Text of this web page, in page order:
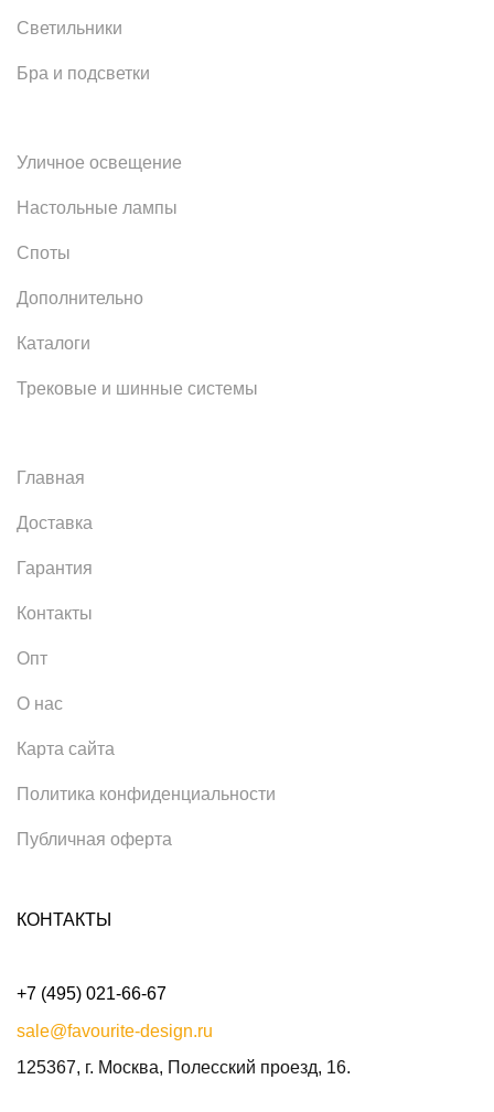
Светильники
Бра и подсветки
Уличное освещение
Настольные лампы
Споты
Дополнительно
Каталоги
Трековые и шинные системы
Главная
Доставка
Гарантия
Контакты
Опт
О нас
Карта сайта
Политика конфиденциальности
Публичная оферта
КОНТАКТЫ
+7 (495) 021-66-67
sale@favourite-design.ru
125367, г. Москва, Полесский проезд, 16.